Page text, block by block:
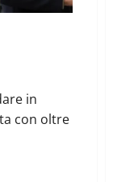
in
con oltre